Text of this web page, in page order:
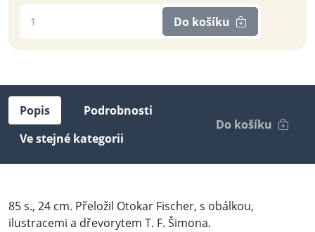
Do košíku
Popis
Podrobnosti
Ve stejné kategorii
Do košíku
85 s., 24 cm. Přeložil Otokar Fischer, s obálkou,
ilustracemi a dřevorytem T. F. Šimona.